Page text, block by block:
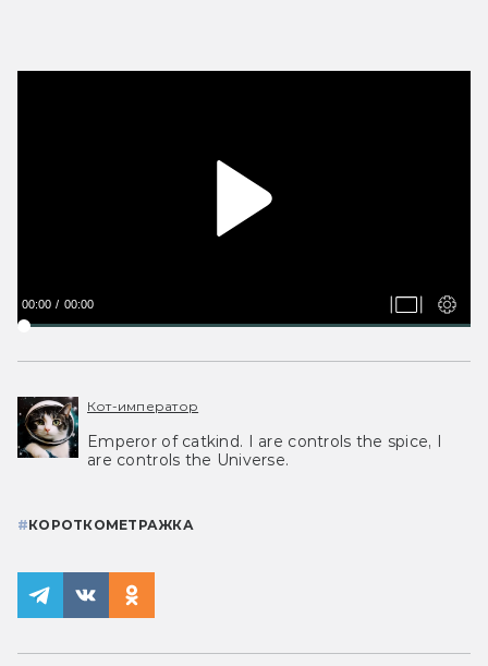
00:00 00:00
Кот-император
Emperor of catkind. I are controls the spice, I
are controls the Universe.
#КОРОТКОМЕТРАЖКА